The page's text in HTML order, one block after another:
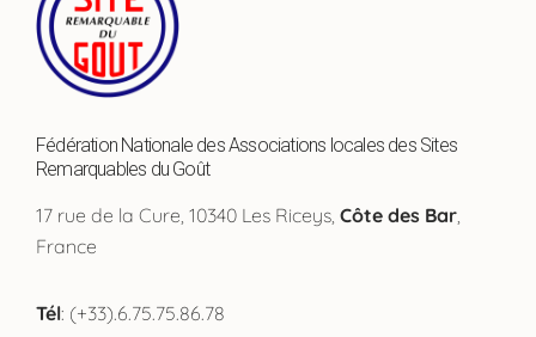
Fédération Nationale des Associations locales des Sites
Remarquables du Goût
17 rue de la Cure, 10340 Les Riceys, Côte des Bar
France
Tél: (+33).6.75.75.86.78